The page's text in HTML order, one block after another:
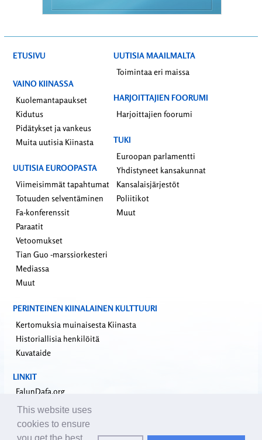
ETUSIVU
VAINO KIINASSA
Kuolemantapaukset
Kidutus
Pidätykset ja vankeus
Muita uutisia Kiinasta
UUTISIA EUROOPASTA
Viimeisimmät tapahtumat
Totuuden selventäminen
Fa-konferenssit
Paraatit
Vetoomukset
Tian Guo -marssiorkesteri
Mediassa
Muut
UUTISIA MAAILMALTA
Toimintaa eri maissa
HARJOITTAJIEN FOORUMI
Harjoittajien foorumi
TUKI
Euroopan parlamentti
Yhdistyneet kansakunnat
Kansalaisjärjestöt
Poliitikot
Muut
PERINTEINEN KIINALAINEN KULTTUURI
Kertomuksia muinaisesta Kiinasta
Historiallisia henkilöitä
Kuvataide
LINKIT
FalunDafa.org
Falun Dafa -informaatiokeskus
Minghui.org
Riippumaton tutkimusraportti sisäelinryöstöistä
This website uses
cookies to ensure
you get the best